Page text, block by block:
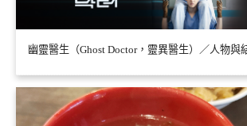
幽靈醫生（Ghost Doctor，靈異醫生）／人物與